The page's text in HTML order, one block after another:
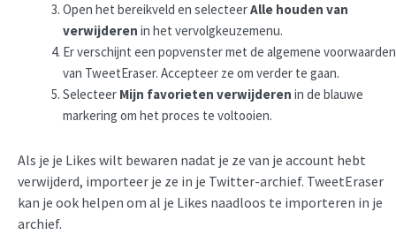
Open het bereikveld en selecteerAlle houden van
verwijderen in het vervolgkeuzemenu.
Er verschijnt een popvenster met de algemene voorwaarden
van TweetEraser. Accepteer ze om verder te gaan.
Selecteer Mijn favorieten verwijderen in de blauwe
markering om het proces te voltooien.
Als je je Likes wilt bewaren nadat je ze van je account hebt
verwijderd, importeer je ze in je Twitter-archief. TweetEraser
kan je ook helpen om al je Likes naadloos te importeren in je
archief.